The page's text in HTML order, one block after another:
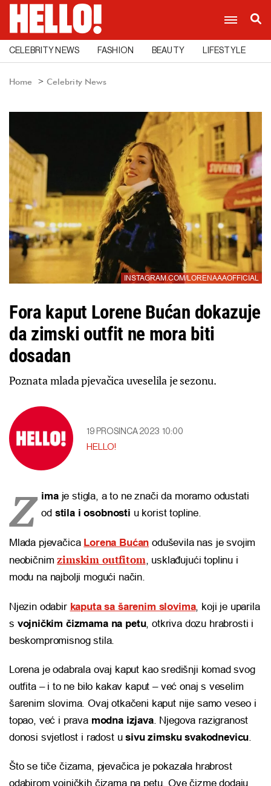
CELEBRITY NEWS FASHION BEAUTY LIFESTYLE
Home Celebrity News
INSTAGRAM.COM/LORENAAAOFFICIAL
Fora kaput Lorene Bućan dokazuje
da zimski outfit ne mora biti
dosadan
Poznata mlada pjevačica uveselila je sezonu.
19 PROSINCA 2023 10:00
HELLO!
Z imaje stigla, a to ne znači da moramo odustati
od stila i osobnosti u korist topline.
Mlada pjevačica Lorena Bućan oduševila nas je svojim
neobičnimzimskim outfitom, usklađujući toplinu i
modu na najbolji mogući način.
Njezin odabir kaputa sa šarenim slovima, koji je uparila
s vojničkim čizmama na petu, otkriva dozu hrabrosti i
beskompromisnog stila.
Lorena je odabrala ovaj kaput kao središnji komad svog
outfita – i to ne bilo kakav kaput – već onaj s veselim
šarenim slovima. Ovaj otkačeni kaput nije samo veseo i
topao, već i prava modna izjava. Njegova razigranost
donosi svjetlost i radost usivu zimsku svakodnevicu.
Što se tiče čizama, pjevačica je pokazala hrabrost
odabirom vojničkih čizama na petu. Ove čizme dodaju